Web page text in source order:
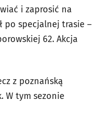
i zaprosić na
po specjalnej trasie –
62. Akcja
z poznańską
W tym sezonie